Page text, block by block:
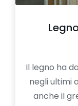
Il legno ha
negli ultimi
anche il